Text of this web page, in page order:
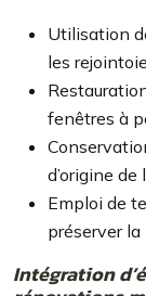
Utilisation
les
fenêtres à
d’origine de
Emploi de
préserver
Intégration